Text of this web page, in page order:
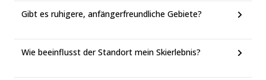
Gibt es ruhigere, anfängerfreundliche Gebiete?
Wie beeinflusst der Standort mein Skierlebnis?